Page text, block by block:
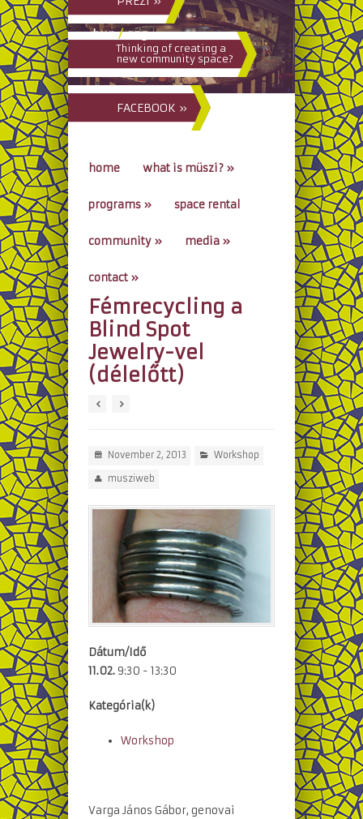
hun/eng
Thinking of creating a
new community space?
FACEBOOK »
home what is müszi? »
programs » space rental
community » media »
contact »
go to...
Fémrecycling a
Blind Spot
Jewelry-vel
(délelőtt)
November 2, 2013 Workshop
musziweb
Dátum/Idő
11.02. 9:30 - 13:30
Kategória(k)
Workshop
Varga János Gábor, genovai